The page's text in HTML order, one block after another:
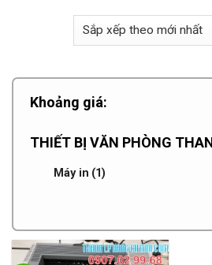
Khoảng giá:
THIẾT BỊ VĂN PHÒNG
Máy in (1)